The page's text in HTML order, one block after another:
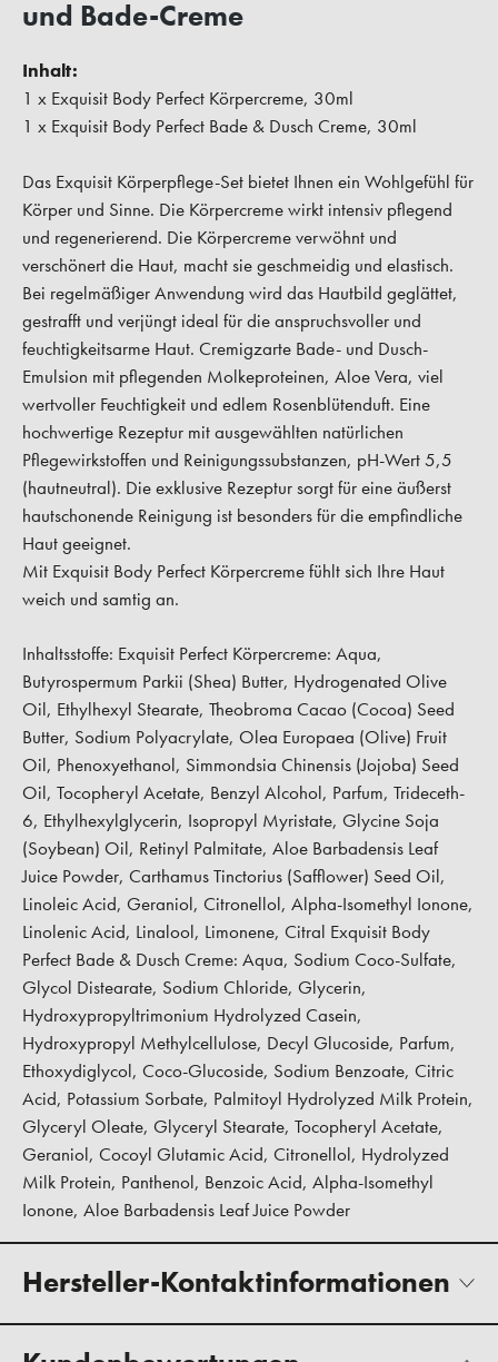
und Bade-Creme
Inhalt:
1 x Exquisit Body Perfect Körpercreme, 30ml
1 x Exquisit Body Perfect Bade & Dusch Creme, 30ml
Das Exquisit Körperpflege-Set bietet Ihnen ein Wohlgefühl für
Körper und Sinne. Die Körpercreme wirkt intensiv pflegend
und regenerierend. Die Körpercreme verwöhnt und
verschönert die Haut, macht sie geschmeidig und elastisch.
Bei regelmäßiger Anwendung wird das Hautbild geglättet,
gestrafft und verjüngt ideal für die anspruchsvoller und
feuchtigkeitsarme Haut. Cremigzarte Bade- und Dusch-
Emulsion mit pflegenden Molkeproteinen, Aloe Vera, viel
wertvoller Feuchtigkeit und edlem Rosenblütenduft. Eine
hochwertige Rezeptur mit ausgewählten natürlichen
Pflegewirkstoffen und Reinigungssubstanzen, pH-Wert 5,5
(hautneutral). Die exklusive Rezeptur sorgt für eine äußerst
hautschonende Reinigung ist besonders für die empfindliche
Haut geeignet.
Mit Exquisit Body Perfect Körpercreme fühlt sich Ihre Haut
weich und samtig an.
Inhaltsstoffe: Exquisit Perfect Körpercreme: Aqua,
Butyrospermum Parkii (Shea) Butter, Hydrogenated Olive
Oil, Ethylhexyl Stearate, Theobroma Cacao (Cocoa) Seed
Butter, Sodium Polyacrylate, Olea Europaea (Olive) Fruit
Oil, Phenoxyethanol, Simmondsia Chinensis (Jojoba) Seed
Oil, Tocopheryl Acetate, Benzyl Alcohol, Parfum, Trideceth-
6, Ethylhexylglycerin, Isopropyl Myristate, Glycine Soja
(Soybean) Oil, Retinyl Palmitate, Aloe Barbadensis Leaf
Juice Powder, Carthamus Tinctorius (Safflower) Seed Oil,
Linoleic Acid, Geraniol, Citronellol, Alpha-Isomethyl Ionone,
Linolenic Acid, Linalool, Limonene, Citral Exquisit Body
Perfect Bade & Dusch Creme: Aqua, Sodium Coco-Sulfate,
Glycol Distearate, Sodium Chloride, Glycerin,
Hydroxypropyltrimonium Hydrolyzed Casein,
Hydroxypropyl Methylcellulose, Decyl Glucoside, Parfum,
Ethoxydiglycol, Coco-Glucoside, Sodium Benzoate, Citric
Acid, Potassium Sorbate, Palmitoyl Hydrolyzed Milk Protein,
Glyceryl Oleate, Glyceryl Stearate, Tocopheryl Acetate,
Geraniol, Cocoyl Glutamic Acid, Citronellol, Hydrolyzed
Milk Protein, Panthenol, Benzoic Acid, Alpha-Isomethyl
Ionone, Aloe Barbadensis Leaf Juice Powder
Hersteller-Kontaktinformationen